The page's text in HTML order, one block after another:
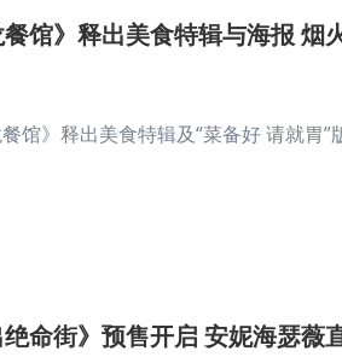
馆》释出美食特辑与海报 烟
馆》释出美食特辑及“菜备好 请就胃”
命街》预售开启 安妮海瑟薇